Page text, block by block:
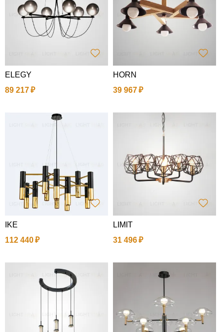
ELEGY
89 217
HORN
39 967
IKE
112 440
LIMIT
31 496